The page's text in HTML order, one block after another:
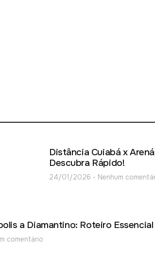
Distância Cuiabá x
Descubra Rápido!
24/01/2026 Nenhum
a Diamantino: Roteiro
comentário